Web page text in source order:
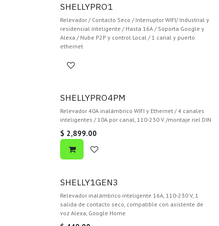
SHELLYPRO1
Relevador / Contacto Seco / Interruptor WIFI/ Industrial y
residencial inteligente / Hasta 16A / Soporta Google y
Alexa / Nube P2P y control Local / 1 canal y puerto
ethernet
SHELLYPRO4PM
Relevador 40A inalámbrico WIFI y Ethernet / 4 canales
inteligentes / 10A por canal, 110-230 V /montaje riel DIN
$ 2,899.00
SHELLY1GEN3
Relevador inalámbrico inteligente 16A, 110-230 V, 1
salida de contacto seco, compatible con asistente de
voz Alexa, Google Home